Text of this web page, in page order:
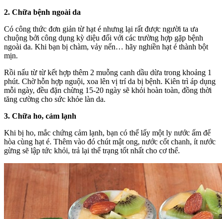
2. Chữa bệnh ngoài da
Có công thức đơn giản từ hạt é nhưng lại rất được người ta ưa
chuộng bởi công dụng kỳ diệu đối với các trường hợp gặp bệnh
ngoài da. Khi bạn bị chàm, vảy nến… hãy nghiền hạt é thành bột
mịn.
Rồi nấu từ từ kết hợp thêm 2 muỗng canh dầu dừa trong khoảng 1
phút. Chờ hỗn hợp nguội, xoa lên vị trí da bị bệnh. Kiên trì áp dụng
mỗi ngày, đều đặn chừng 15-20 ngày sẽ khỏi hoàn toàn, đồng thời
tăng cường cho sức khỏe làn da.
3. Chữa ho, cảm lạnh
Khi bị ho, mắc chứng cảm lạnh, bạn có thể lấy một ly nước ấm để
hòa cùng hạt é. Thêm vào đó chút mật ong, nước cốt chanh, ít nước
gừng sẽ lập tức khỏi, trả lại thể trạng tốt nhất cho cơ thể.